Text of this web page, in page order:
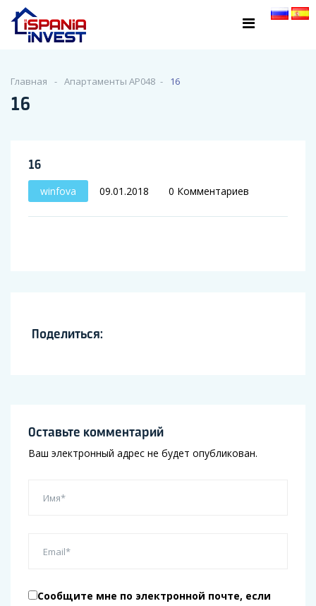
Главная Апартаменты AP048 16
16
16
winfova 09.01.2018 0 Комментариев
Поделиться:
Оставьте комментарий
Ваш электронный адрес не будет опубликован.
Сообщите мне по электронной почте, если